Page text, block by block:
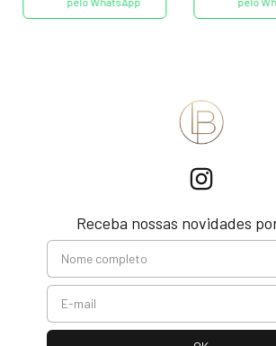
Receba nossas novidades